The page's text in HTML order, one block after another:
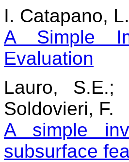
I. Catapano,
A Simple
Evaluation
Lauro,
Soldovieri, F.
A simple
subsurface